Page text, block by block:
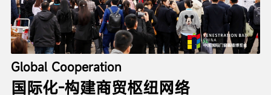
Global Cooperation
国际化-构建商贸枢纽网络